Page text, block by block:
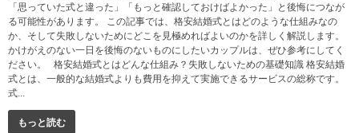
「思っていた式と違った」「もっと確認しておけばよかった」と後悔につなが
る可能性があります。 この記事では、格安結婚式とはどのような仕組みなの
か、そして失敗しないためにどこを見極めればよいのかを詳しく解説します。
かけがえのない一日を後悔のないものにしたいカップルは、ぜひ参考にしてく
ださい。 格安結婚式とはどんな仕組み？失敗しないための基礎知識 格安結婚
式とは、一般的な結婚式よりも費用を抑えて実施できるサービスの総称です。
式...
もっと読む